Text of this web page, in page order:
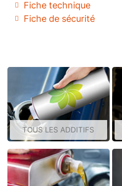
Fiche technique
Fiche de sécurité
TOUS LES ADDITIFS